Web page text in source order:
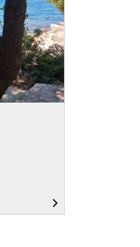
navigate_next